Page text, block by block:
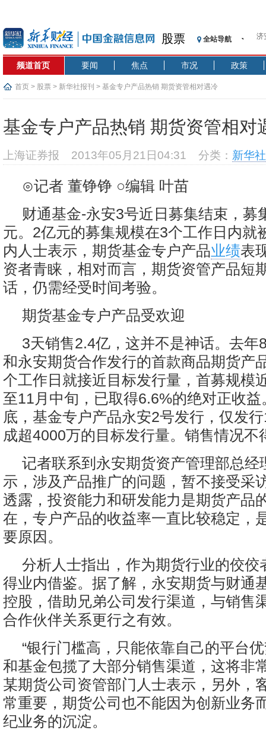
股票 全站导航
【
记
央
沥
频道首页 要闻 焦点 市况 政策
首页 > 股票 > 新华社报刊 > 基金专户产品热销 期货资管相对遇冷
基金专户产品热销 期货资管相对
上海证券报 2013年05月21日04:31 分类： 新华
⊙记者 董铮铮 ○编辑 叶苗
财通基金-永安3号近日募集结束，募
元。2亿元的募集规模在3个工作日内就
内人士表示，期货基金专户产品业绩表
资者青睐，相对而言，期货资管产品短
话，仍需经受时间考验。
期货基金专户产品受欢迎
3天销售2.4亿，这并不是神话。去年
和永安期货合作发行的首款商品期货产
个工作日就接近目标发行量，首募规模
至11月中旬，已取得6.6%的绝对正收
底，基金专户产品永安2号发行，仅发
成超4000万的目标发行量。销售情况不
记者联系到永安期货资产管理部总经
示，涉及产品推广的问题，暂不接受采
透露，投资能力和研发能力是期货产品
在，专户产品的收益率一直比较稳定，
要原因。
分析人士指出，作为期货行业的佼佼
得业内借鉴。据了解，永安期货与财通
控股，借助兄弟公司发行渠道，与销售
合作伙伴关系更行之有效。
“银行门槛高，只能依靠自己的平台
和基金包揽了大部分销售渠道，这将非
某期货公司资管部门人士表示，另外，
常重要，期货公司也不能因为创新业务
纪业务的沉淀。